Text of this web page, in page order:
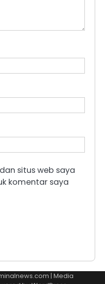
situs web saya
komentar saya
| Media